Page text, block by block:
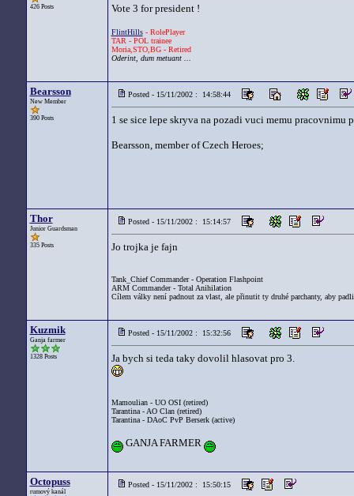
426 Posts Vote 3 for president !
FlintHills- RolePlayer
TAR - POL trainee
Moria,STO,BG - Retired
Oderint, dum metuant ...
Bearsson
New Member
390 Posts
Posted - 15/11/2002 : 14:58:44
1 se sice lepe skryva na pozadi vuci memu pracovnimu
Bearsson, member of Czech Heroes;
Thor
Junior Guardsman
335 Posts
Posted - 15/11/2002 : 15:14:57
Jo trojka je fajn
Tank_Chief Commander - Operation Flashpoint
ARM Commander - Total Anihilation
Cílem války není padnout za vlast, ale přinutit ty druhé parchanty, aby
Kuzmik
Ganja farmer
1328 Posts
Posted - 15/11/2002 : 15:32:56
Ja bych si teda taky dovolil hlasovat pro 3.
Mamoulian - UO OSI (retired)
Tarantina - AO Clan (retired)
Tarantina - DAoC PvP Berserk (active)
GANJA FARMER
Octopuss
rumový kanál
Posted - 15/11/2002 : 15:50:15